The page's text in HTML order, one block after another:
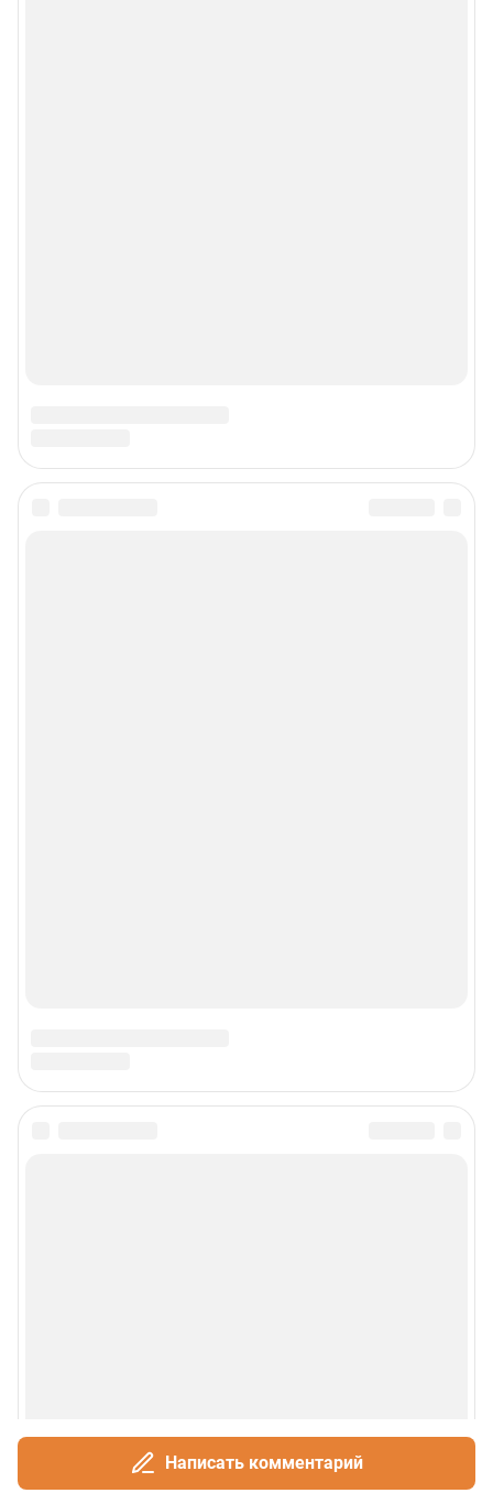
Написать комментарий